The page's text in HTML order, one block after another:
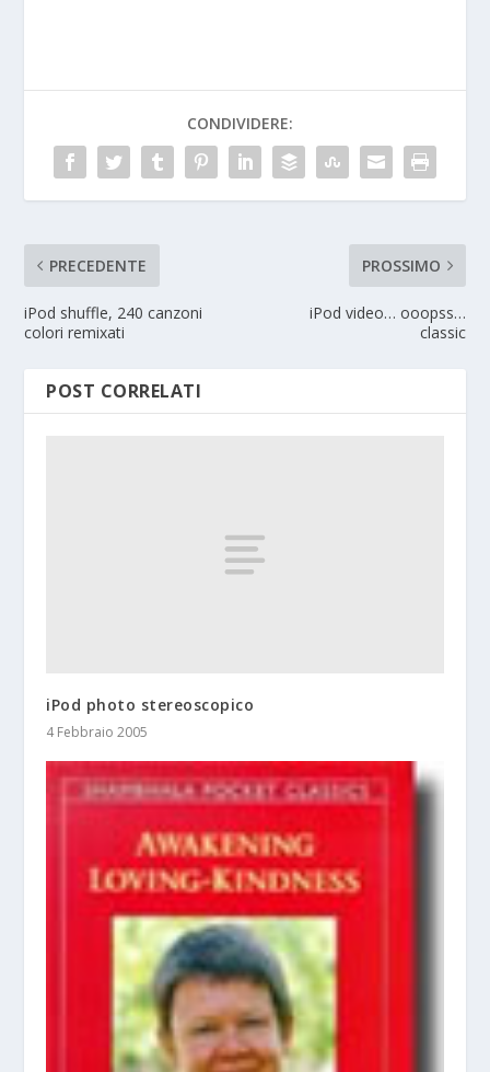
CONDIVIDERE:
PRECEDENTE
iPod shuffle, 240 canzoni
colori remixati
PROSSIMO
iPod video… ooopss…
classic
POST CORRELATI
iPod photo stereoscopico
4 Febbraio 2005